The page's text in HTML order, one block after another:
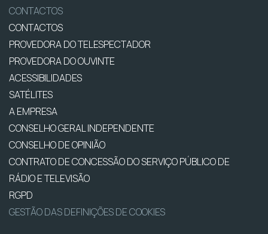
CONTACTOS
CONTACTOS
PROVEDORA DO TELESPECTADOR
PROVEDORA DO OUVINTE
ACESSIBILIDADES
SATÉLITES
A EMPRESA
CONSELHO GERAL INDEPENDENTE
CONSELHO DE OPINIÃO
CONTRATO DE CONCESSÃO DO SERVIÇO PÚBLICO DE
RÁDIO E TELEVISÃO
RGPD
GESTÃO DAS DEFINIÇÕES DE COOKIES